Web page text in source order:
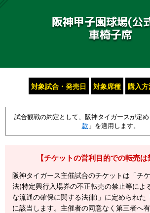
阪神甲子園球場(公
車椅子席
対象試合・発売日 対象席種 購入
試合観戦の約定として、阪神タイガースが定
款 」を適用します。
【チケットの営利目的での転売は
阪神タイガース主催試合のチケットは「チ
法(特定興行入場券の不正転売の禁止等によ
な流通の確保に関する法律)」に定められた
に該当します。主催者の同意なく第三者へ